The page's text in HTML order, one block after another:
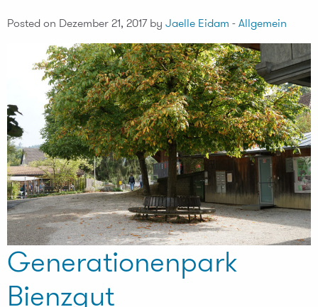
Posted on Dezember 21, 2017 by Jaelle Eidam -Allgemein
Generationenpark
Bienzgut